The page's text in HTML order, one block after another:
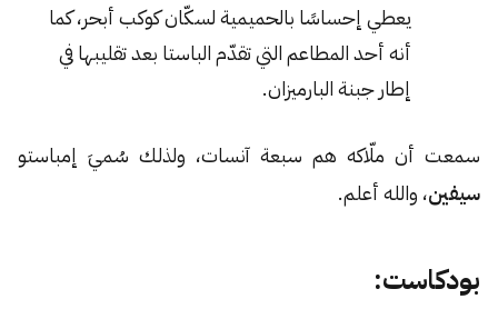
يعطي إحساسًا بالحميمية لسكّان كوكب أبحر، كما
أنه أحد المطاعم التي تقدّم الباستا بعد تقليبها في
إطار جبنة البارميزان.
سمعت أن ملّاكه هم سبعة آنسات، ولذلك سُميَ إمباستو
سيفين، والله أعلم.
بودكاست: